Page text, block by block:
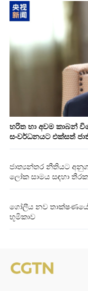
හරිත හා අවම කාබන්
සංවර්ධනයට එක්සත්
ජාත්‍යන්තර නීතියට
ලෝක සාමය සඳහා
ගෝලීය නව තාක්ෂණයේ
භූමිකාව